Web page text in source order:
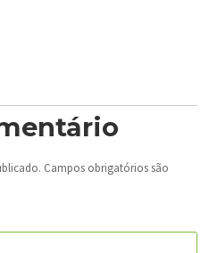
Campos obrigatórios são